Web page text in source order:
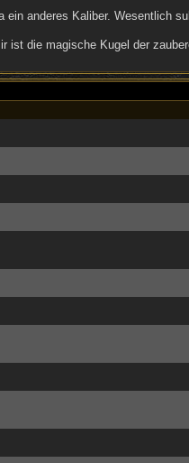
anderes Kaliber. Wesentlich
ist die magische Kugel der